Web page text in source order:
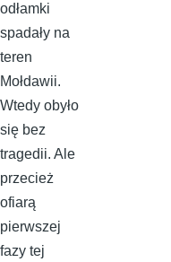
odłamki
spadały na
teren
Mołdawii.
Wtedy obyło
się bez
tragedii. Ale
przecież
ofiarą
pierwszej
fazy tej